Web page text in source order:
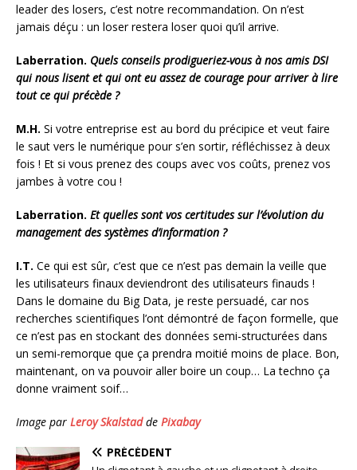
leader des losers, c’est notre recommandation. On n’est
jamais déçu : un loser restera loser quoi qu’il arrive.
Laberration. Quels conseils prodigueriez-vous à nos amis DSI
qui nous lisent et qui ont eu assez de courage pour arriver à lire
tout ce qui précède ?
M.H. Si votre entreprise est au bord du précipice et veut faire
le saut vers le numérique pour s’en sortir, réfléchissez à deux
fois ! Et si vous prenez des coups avec vos coûts, prenez vos
jambes à votre cou !
Laberration. Et quelles sont vos certitudes sur l’évolution du
management des systèmes d’information ?
I.T. Ce qui est sûr, c’est que ce n’est pas demain la veille que
les utilisateurs finaux deviendront des utilisateurs finauds !
Dans le domaine du Big Data, je reste persuadé, car nos
recherches scientifiques l’ont démontré de façon formelle, que
ce n’est pas en stockant des données semi-structurées dans
un semi-remorque que ça prendra moitié moins de place. Bon,
maintenant, on va pouvoir aller boire un coup… La techno ça
donne vraiment soif…
Image par Leroy Skalstadde Pixabay
PRÉCÉDENT